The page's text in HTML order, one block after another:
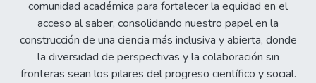
comunidad académica para fortalecer la equidad en el
acceso al saber, consolidando nuestro papel en la
construcción de una ciencia más inclusiva y abierta, donde
la diversidad de perspectivas y la colaboración sin
fronteras sean los pilares del progreso científico y social.